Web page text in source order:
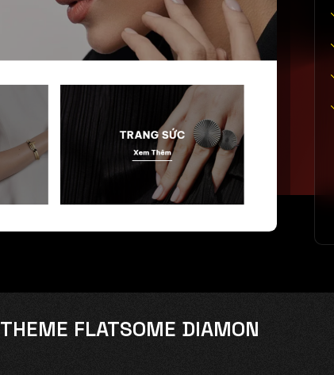
THEME FLATSOME DIAMON